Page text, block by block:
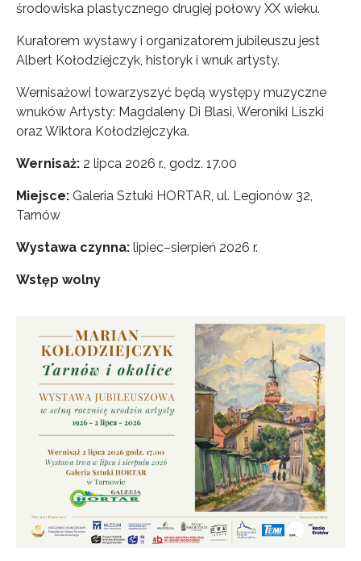
środowiska plastycznego drugiej połowy XX wieku.
Kuratorem wystawy i organizatorem jubileuszu jest
Albert Kołodziejczyk, historyk i wnuk artysty.
Wernisażowi towarzyszyć będą występy muzyczne
wnuków Artysty: Magdaleny Di Blasi, Weroniki Liszki
oraz Wiktora Kołodziejczyka.
Wernisaż: 2 lipca 2026 r., godz. 17.00
Miejsce: Galeria Sztuki HORTAR, ul. Legionów 32,
Tarnów
Wystawa czynna: lipiec–sierpień 2026 r.
Wstęp wolny